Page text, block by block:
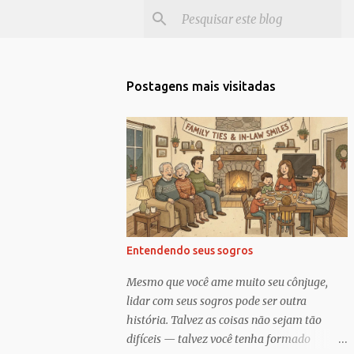
Postagens mais visitadas
Entendendo seus sogros
Mesmo que você ame muito seu cônjuge,
lidar com seus sogros pode ser outra
história. Talvez as coisas não sejam tão
difíceis — talvez você tenha formado